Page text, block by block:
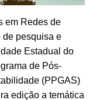
em Redes de
de pesquisa e
Estadual do
de Pós-
(PPGAS)
edição a temática